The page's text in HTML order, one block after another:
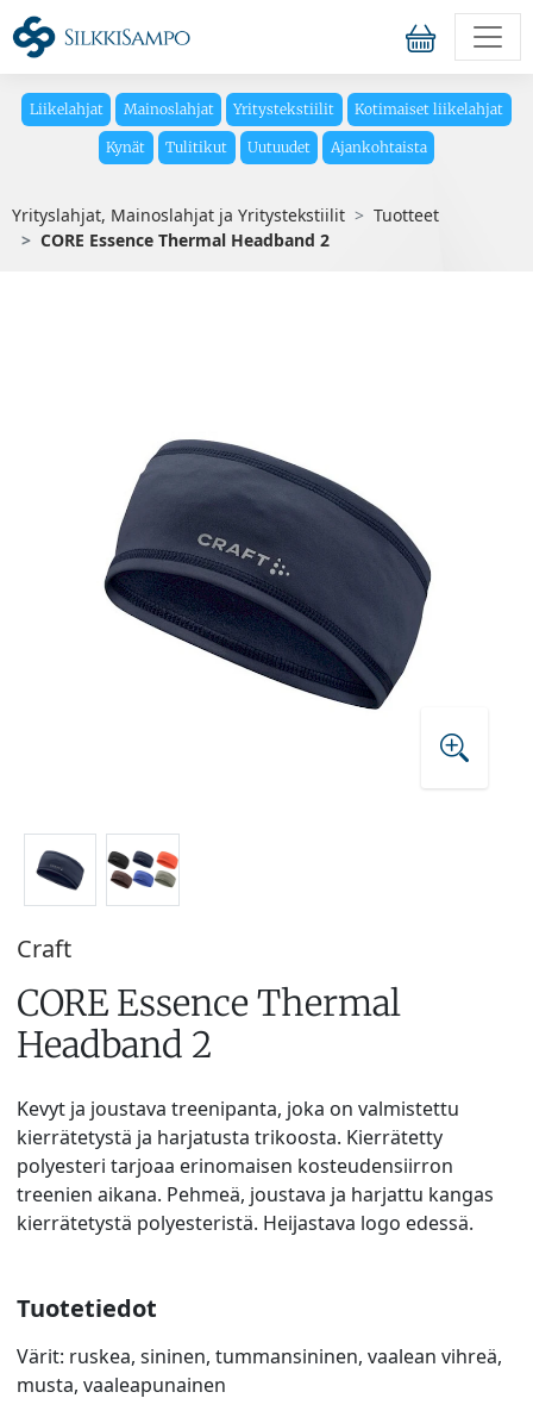
Liikelahjat Mainoslahjat Yritystekstiilit Kotimaiset liikelahjat
Kynät Tulitikut Uutuudet Ajankohtaista
Yrityslahjat, Mainoslahjat ja Yritystekstiilit
Tuotteet
CORE Essence Thermal Headband 2
Craft
CORE Essence Thermal
Headband 2
Kevyt ja joustava treenipanta, joka on valmistettu
kierrätetystä ja harjatusta trikoosta. Kierrätetty
polyesteri tarjoaa erinomaisen kosteudensiirron
treenien aikana. Pehmeä, joustava ja harjattu kangas
kierrätetystä polyesteristä. Heijastava logo edessä.
Tuotetiedot
Värit: ruskea, sininen, tummansininen, vaalean vihreä,
musta, vaaleapunainen